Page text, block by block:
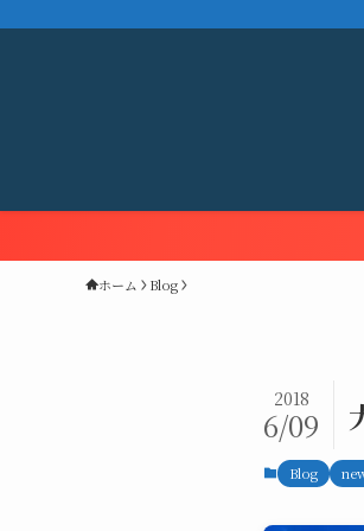
ホーム Blog
2018
6/09
Blog